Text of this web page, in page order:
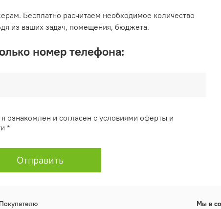
Бесплатно расчитаем необходимое количество
из ваших задач, помещения, бюджета.
номер телефона:
ознакомлен и согласен с условиями оферты и
*
Отправить
Покупателю Мы в